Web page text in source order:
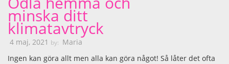
minska ditt
klimatavtryck
4 maj, 2021 by: Maria
Ingen kan göra allt men alla kan göra något! Så låter det ofta